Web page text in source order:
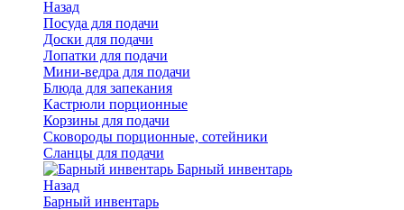
Назад
Посуда для подачи
Доски для подачи
Лопатки для подачи
Мини-ведра для подачи
Блюда для запекания
Кастрюли порционные
Корзины для подачи
Сковороды порционные, сотейники
Сланцы для подачи
Барный инвентарь
Назад
Барный инвентарь